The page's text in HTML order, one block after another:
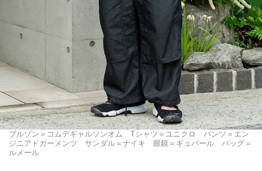
ブルゾン＝コムデギャルソンオム Tシャツ＝ユニクロ パンツ＝エン
ジニアドガーメンツ サンダル＝ナイキ 眼鏡＝ギュパール バッグ＝
ルメール